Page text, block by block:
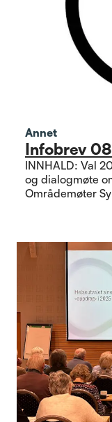
Annet
Infobrev
INNHALD: Val 2026 Haustkonferanse Filmvisning
og dialogmøte
Områdemøter Synskafe Delegatar til Landsmøte